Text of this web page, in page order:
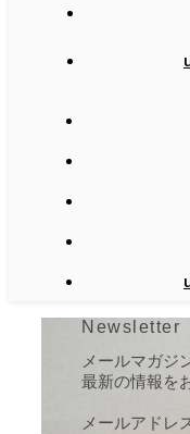
Newsletter
メールマガジ
最新の情報を
メールアドレ